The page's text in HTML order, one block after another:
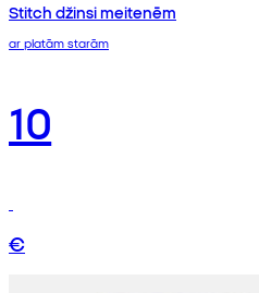
Stitch džinsi meitenēm
ar platām starām
10
€